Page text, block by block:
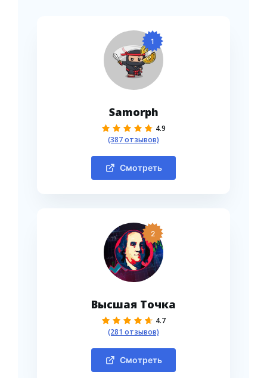
1
Samorph
4.9
(387 отзывов)
Смотреть
2
Высшая Точка
4.7
(281 отзывов)
Смотреть